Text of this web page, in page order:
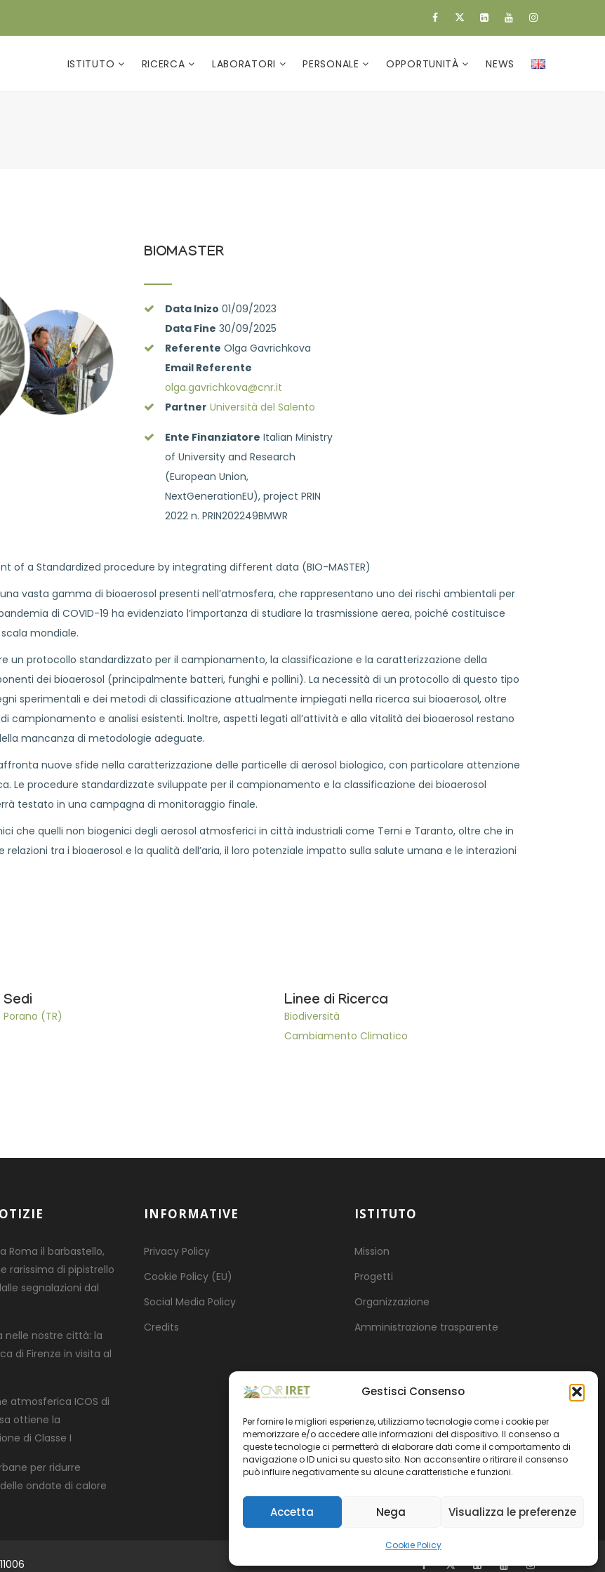
Gestisci Consenso
Per fornire le migliori esperienze, utilizziamo tecnologie come i cookie per
memorizzare e/o accedere alle informazioni del dispositivo. Il consenso a
queste tecnologie ci permetterà di elaborare dati come il comportamento di
navigazione o ID unici su questo sito. Non acconsentire o ritirare il consenso
può influire negativamente su alcune caratteristiche e funzioni.
Accetta Nega Visualizza le preferenze
Cookie Policy
ISTITUTO RICERCA LABORATORI PERSONALE OPPORTUNITÀ NEWS
BIOMASTER
Data Inizo 01/09/2023
Data Fine 30/09/2025
Referente Olga Gavrichkova
Email Referente
olga.gavrichkova@cnr.it
Partner Università del Salento
Ente Finanziatore Italian Ministry
of University and Research
(European Union,
NextGenerationEU), project PRIN
2022 n. PRIN202249BMWR
of a Standardized procedure by integrating different data (BIO-MASTER)
vasta gamma di bioaerosol presenti nell’atmosfera, che rappresentano uno dei rischi ambientali per
di COVID-19 ha evidenziato l’importanza di studiare la trasmissione aerea, poiché costituisce
mondiale.
un protocollo standardizzato per il campionamento, la classificazione e la caratterizzazione della
dei bioaerosol (principalmente batteri, funghi e pollini). La necessità di un protocollo di questo tipo
sperimentali e dei metodi di classificazione attualmente impiegati nella ricerca sui bioaerosol, oltre
campionamento e analisi esistenti. Inoltre, aspetti legati all’attività e alla vitalità dei bioaerosol restano
mancanza di metodologie adeguate.
nuove sfide nella caratterizzazione delle particelle di aerosol biologico, con particolare attenzione
Le procedure standardizzate sviluppate per il campionamento e la classificazione dei bioaerosol
testato in una campagna di monitoraggio finale.
che quelli non biogenici degli aerosol atmosferici in città industriali come Terni e Taranto, oltre che in
tra i bioaerosol e la qualità dell’aria, il loro potenziale impatto sulla salute umana e le interazioni
Sedi
Porano (TR)
Linee di Ricerca
Biodiversità
Cambiamento Climatico
Roma il barbastello,
rarissima di pipistrello
segnalazioni dal
nelle nostre città: la
di Firenze in visita al
atmosferica ICOS di
ottiene la
di Classe I
per ridurre
ondate di calore
INFORMATIVE
Privacy Policy
Cookie Policy (EU)
Social Media Policy
Credits
ISTITUTO
Mission
Progetti
Organizzazione
Amministrazione trasparente